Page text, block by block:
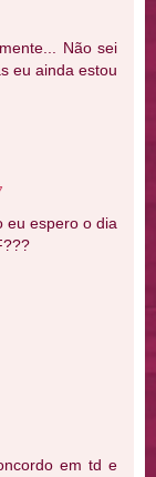
Não sei
eu ainda estou
eu espero o dia
em td e